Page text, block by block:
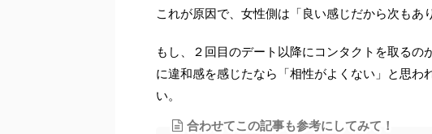
これが原因で、女性側は「良い感じだから次もあ
もし、２回目のデート以降にコンタクトを取る
に違和感を感じたなら「相性がよくない」と思わ
い。
合わせてこの記事も参考にしてみて！